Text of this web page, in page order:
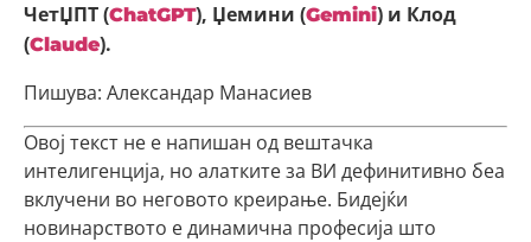
ЧетЏПТ (ChatGPT), Џемини (Gemini) и Клод
(Claude).
Пишува: Александар Манасиев
Овој текст не е напишан од вештачка
интелигенција, но алатките за ВИ дефинитивно беа
вклучени во неговото креирање. Бидејќи
новинарството е динамична професија што